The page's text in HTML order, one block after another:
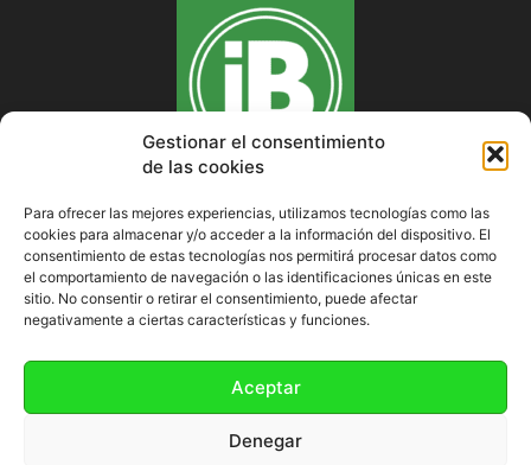
Gestionar el consentimiento
de las cookies
Para ofrecer las mejores experiencias, utilizamos tecnologías como las
cookies para almacenar y/o acceder a la información del dispositivo. El
consentimiento de estas tecnologías nos permitirá procesar datos como
el comportamiento de navegación o las identificaciones únicas en este
sitio. No consentir o retirar el consentimiento, puede afectar
negativamente a ciertas características y funciones.
Aceptar
Denegar
SOBRE NOSOTROS